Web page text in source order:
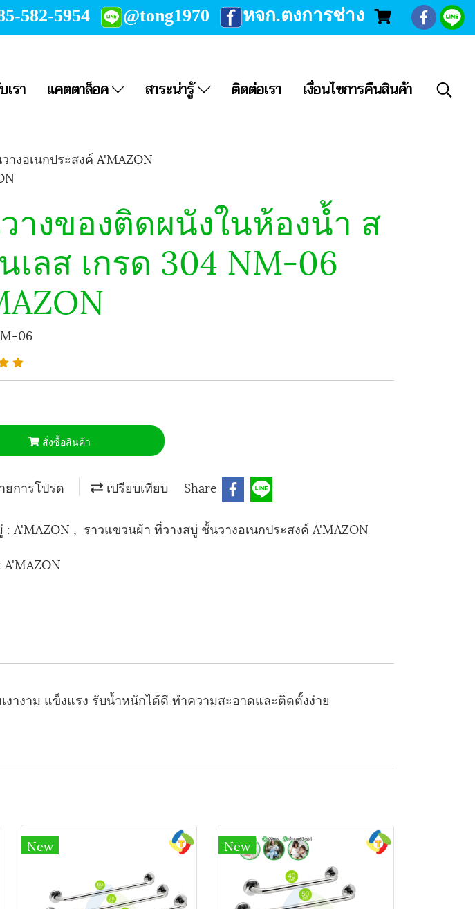
582-5954 @tong1970 หจก.ตงการช่าง
เรา แคตตาล็อค สาระน่ารู้ ติดต่อเรา เงื่อนไขการคืนสินค้า
งอเนกประสงค์ A'MAZON
างของติดผนังในห้องน้ำ ส
เลส เกรด 304 NM-06
06
สั่งซื้อสินค้า
ยการโปรด เปรียบเทียบ Share
: A'MAZON , ราวแขวนผ้า ที่วางสบู่ ชั้นวางอเนกประสงค์ A'MAZON
A'MAZON
างาม แข็งแรง รับน้ำหนักได้ดี ทำความสะอาดและติดตั้งง่าย
New New